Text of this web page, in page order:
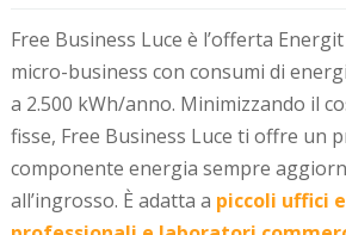
Free Business Luce è l’offerta
micro-business con consumi di
a 2.500 kWh/anno. Minimizzando il
fisse, Free Business Luce ti offre un
componente energia sempre
all’ingrosso. È adatta a piccoli uffici